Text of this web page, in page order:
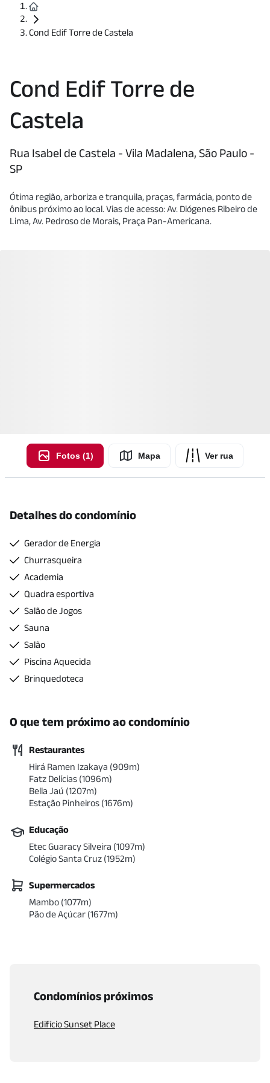
Cond Edif Torre de Castela
Cond Edif Torre de
Castela
Rua Isabel de Castela - Vila Madalena, São Paulo -
SP
Ótima região, arboriza e tranquila, praças, farmácia, ponto de
ônibus próximo ao local. Vias de acesso: Av. Diógenes Ribeiro de
Lima, Av. Pedroso de Morais, Praça Pan-Americana.
Fotos (1) Mapa Ver rua
Detalhes do condomínio
Gerador de Energia
Churrasqueira
Academia
Quadra esportiva
Salão de Jogos
Sauna
Salão
Piscina Aquecida
Brinquedoteca
O que tem próximo ao condomínio
Restaurantes
Hirá Ramen Izakaya (909m)
Fatz Delícias (1096m)
Bella Jaú (1207m)
Estação Pinheiros (1676m)
Educação
Etec Guaracy Silveira (1097m)
Colégio Santa Cruz (1952m)
Supermercados
Mambo (1077m)
Pão de Açúcar (1677m)
Condomínios próximos
Edifício Sunset Place